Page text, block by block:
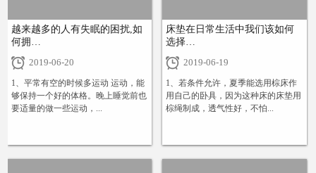
越来越多的人有失眠的困扰,如
何拥…
2019-06-20
1、平常有空的时候多运动 运动，能
够保持一个好的体格。晚上睡觉前也
要适量的做一些运动，...
+
床垫在日常生活中我们该如何
选择…
2019-06-19
1、若条件允许，夏季能选用棕床作
用自己的卧具，因为这种床的床垫用
棕绳制成，透气性好，不怕...
+